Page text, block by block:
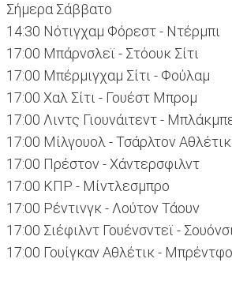
Σήμερα Σάββατο
14:30 Νότιγχαμ Φόρεστ - Ντέρμπι
17:00 Μπάρνσλεϊ - Στόουκ Σίτι
17:00 Μπέρμιγχαμ Σίτι - Φούλαμ
17:00 Χαλ Σίτι - Γουέστ Μπρομ
17:00 Λιντς Γιουνάιτεντ -
17:00 Μίλγουολ - Τσάρλτον Αθλέτικ
17:00 Πρέστον - Χάντερσφιλντ
17:00 ΚΠΡ - Μίντλεσμπρο
17:00 Ρέντινγκ - Λούτον Τάουν
17:00 Σιέφιλντ Γουένσντεϊ -
17:00 Γουίγκαν Αθλέτικ -